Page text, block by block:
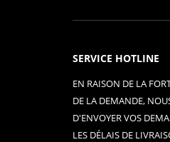
SERVICE HOTLINE
EN RAISON DE LA
DE LA DEMANDE,
D'ENVOYER VOS
LES DÉLAIS DE